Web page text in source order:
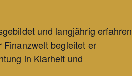
und langjährig erfahren
begleitet er
in Klarheit und